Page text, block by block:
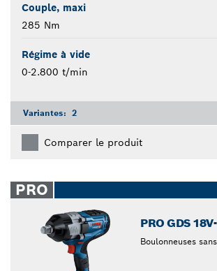
Couple, maxi
285 Nm
Régime à vide
0-2.800 t/min
Variantes: 2
Comparer le produit
PRO
PRO GDS
Boulonneuses